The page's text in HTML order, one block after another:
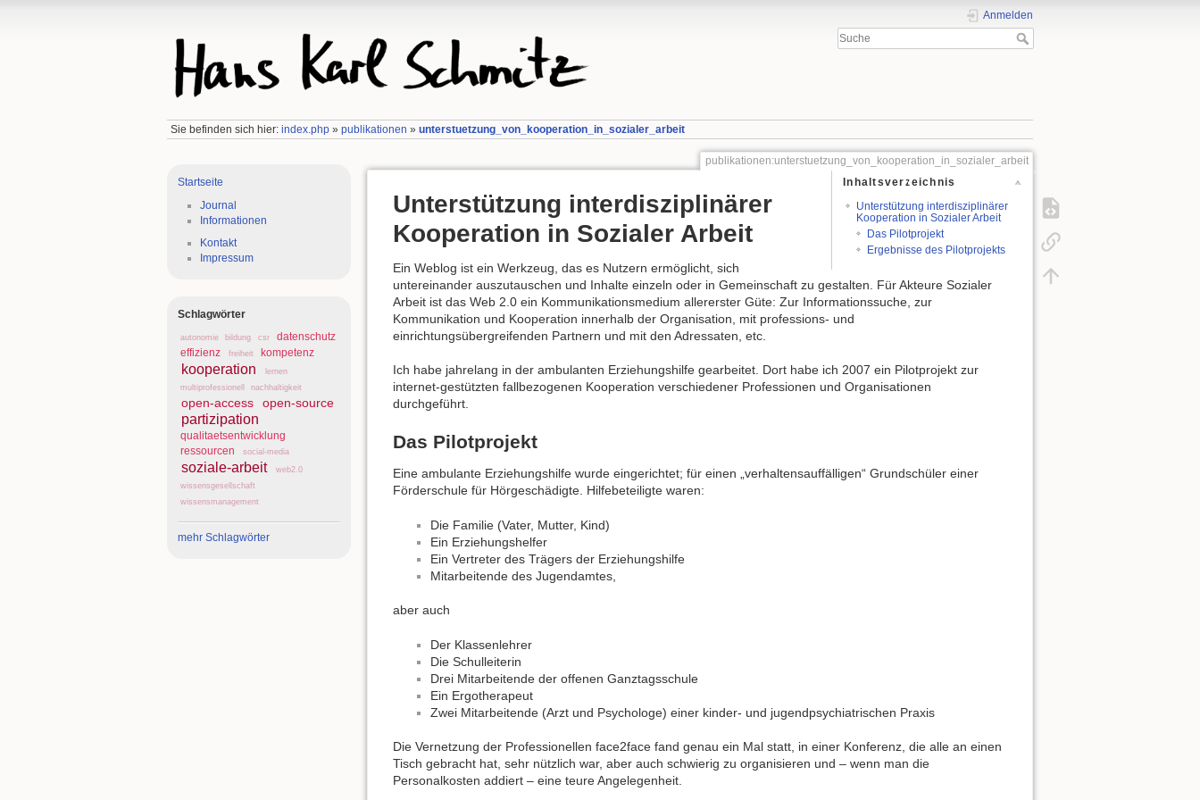
Anmelden
Sie befinden sich hier:index.php »publikationen »unterstuetzung_von_kooperation_in_sozialer_arbeit
Startseite
Journal
Informationen
Kontakt
Impressum
Schlagwörter
autonomie bildung csr
datenschutz
effizienz
freiheit kompetenz
kooperation
lernen
multiprofessionell
nachhaltigkeit
open-access open-source
partizipation
qualitaetsentwicklung
ressourcen
social-media
soziale-arbeit
web2.0
wissensgesellschaft
wissensmanagement
mehr Schlagwörter
publikationen:unterstuetzung_von_kooperation_in_sozialer_arbeit
Inhaltsverzeichnis
Unterstützung interdisziplinärer
Kooperation in Sozialer Arbeit
Das Pilotprojekt
Ergebnisse des Pilotprojekts
Unterstützung interdisziplinärer
Kooperation in Sozialer Arbeit
Ein Weblog ist ein Werkzeug, das es Nutzern ermöglicht, sich
untereinander auszutauschen und Inhalte einzeln oder in Gemeinschaft zu gestalten. Für Akteure Sozialer
Arbeit ist das Web 2.0 ein Kommunikationsmedium allererster Güte: Zur Informationssuche, zur
Kommunikation und Kooperation innerhalb der Organisation, mit professions- und
einrichtungsübergreifenden Partnern und mit den Adressaten, etc.
Ich habe jahrelang in der ambulanten Erziehungshilfe gearbeitet. Dort habe ich 2007 ein Pilotprojekt zur
internet-gestützten fallbezogenen Kooperation verschiedener Professionen und Organisationen
durchgeführt.
Das Pilotprojekt
Eine ambulante Erziehungshilfe wurde eingerichtet; für einen „verhaltensauffälligen“ Grundschüler einer
Förderschule für Hörgeschädigte. Hilfebeteiligte waren:
Die Familie (Vater, Mutter, Kind)
Ein Erziehungshelfer
Ein Vertreter des Trägers der Erziehungshilfe
Mitarbeitende des Jugendamtes,
aber auch
Der Klassenlehrer
Die Schulleiterin
Drei Mitarbeitende der offenen Ganztagsschule
Ein Ergotherapeut
Zwei Mitarbeitende (Arzt und Psychologe) einer kinder- und jugendpsychiatrischen Praxis
Die Vernetzung der Professionellen face2face fand genau ein Mal statt, in einer Konferenz, die alle an einen
Tisch gebracht hat, sehr nützlich war, aber auch schwierig zu organisieren und – wenn man die
Personalkosten addiert – eine teure Angelegenheit.